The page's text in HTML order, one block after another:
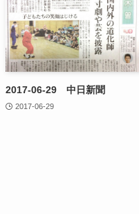
2017-06-29 中日新聞
2017-06-29